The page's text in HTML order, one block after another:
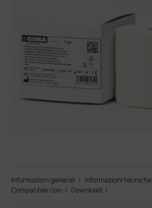
Informazioni generali | Informazioni tecniche
Compatibile con | Download |